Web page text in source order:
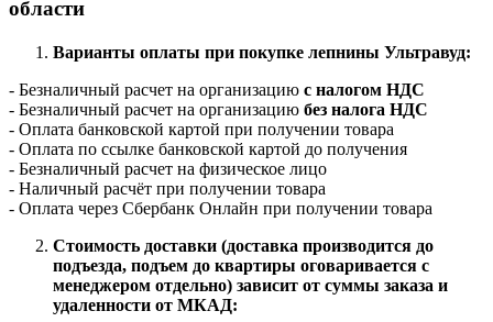
области
Варианты оплаты при покупке лепнины Ультравуд:
- Безналичный расчет на организацию с налогом НДС
- Безналичный расчет на организацию без налога НДС
- Оплата банковской картой при получении товара
- Оплата по ссылке банковской картой до получения
- Безналичный расчет на физическое лицо
- Наличный расчёт при получении товара
- Оплата через Сбербанк Онлайн при получении товара
Стоимость доставки (доставка производится до
подъезда, подъем до квартиры оговаривается с
менеджером отдельно) зависит от суммы заказа и
удаленности от МКАД: